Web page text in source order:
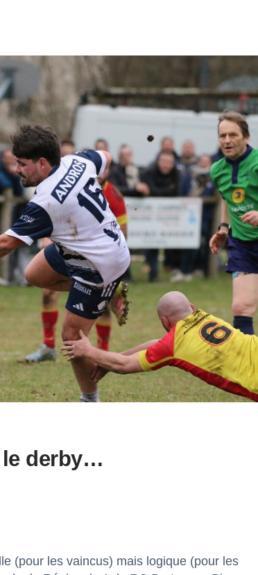
le derby…
(pour les vaincus) mais logique (pour les